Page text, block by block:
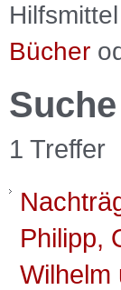
Bücher
1 Treffer
Philipp,
Wilhelm